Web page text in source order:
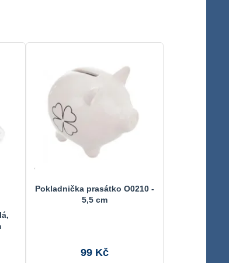
Pokladnička prasátko O0210 -
5,5 cm
99 Kč